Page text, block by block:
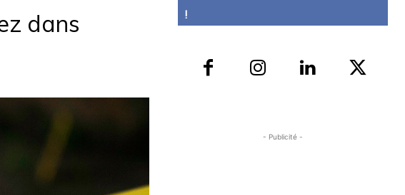
dans
!
- Publicité -